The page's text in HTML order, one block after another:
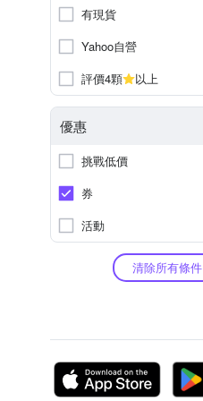
有現貨
Yahoo自營
評價4顆
以上
優惠
挑戰低價
券
活動
清除所有條件